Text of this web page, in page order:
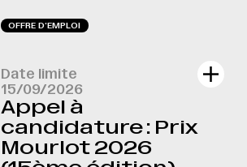
OFFRE D‘EMPLOI
Date limite
15/09/2026
Appel à
candidature : Prix
Mourlot 2026